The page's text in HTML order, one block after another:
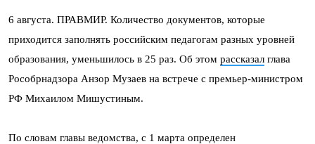
6 августа. ПРАВМИР. Количество документов, которые
приходится заполнять российским педагогам разных уровней
образования, уменьшилось в 25 раз. Об этом рассказал глава
Рособрнадзора Анзор Музаев на встрече с премьер-министром
РФ Михаилом Мишустиным.
По словам главы ведомства, с 1 марта определен